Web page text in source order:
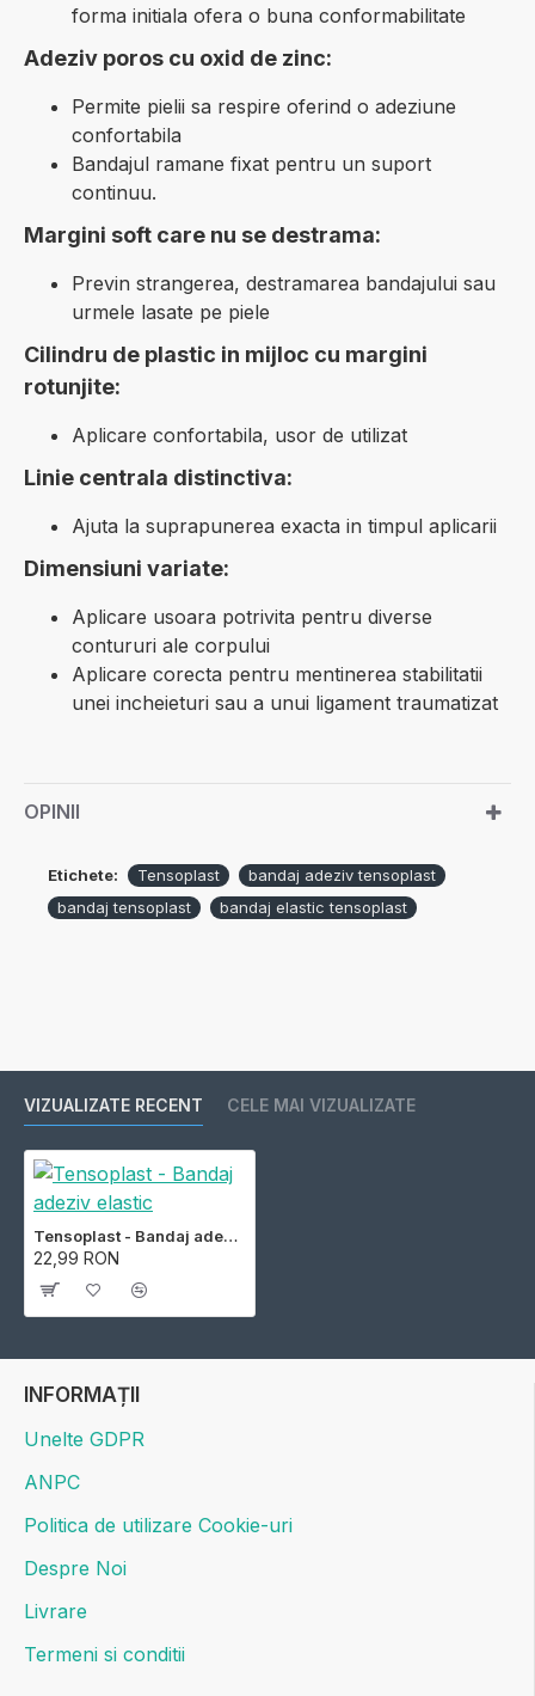
forma initiala ofera o buna conformabilitate
Adeziv poros cu oxid de zinc:
Permite pielii sa respire oferind o adeziune
confortabila
Bandajul ramane fixat pentru un suport
continuu.
Margini soft care nu se destrama:
Previn strangerea, destramarea bandajului sau
urmele lasate pe piele
Cilindru de plastic in mijloc cu margini
rotunjite:
Aplicare confortabila, usor de utilizat
Linie centrala distinctiva:
Ajuta la suprapunerea exacta in timpul aplicarii
Dimensiuni variate:
Aplicare usoara potrivita pentru diverse
contururi ale corpului
Aplicare corecta pentru mentinerea stabilitatii
unei incheieturi sau a unui ligament traumatizat
OPINII
Etichete: Tensoplast
bandaj adeziv tensoplast
bandaj tensoplast
bandaj elastic tensoplast
VIZUALIZATE RECENT CELE MAI VIZUALIZATE
Tensoplast - Bandaj adeziv elastic
22,99 RON
INFORMAȚII
Unelte GDPR
ANPC
Politica de utilizare Cookie-uri
Despre Noi
Livrare
Termeni si conditii